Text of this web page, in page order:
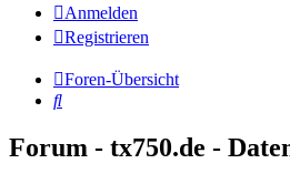
Anmelden
Registrieren
Foren-Übersicht
Suche
Forum - tx750.de -